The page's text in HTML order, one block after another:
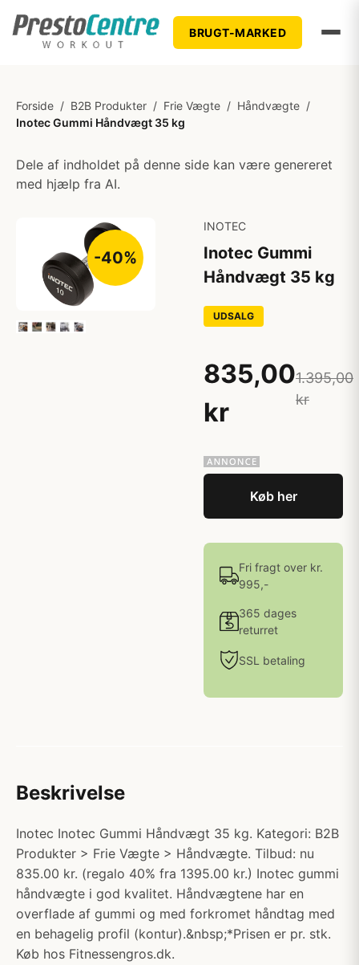
BRUGT-MARKED
Forside / B2B Produkter / Frie Vægte / Håndvægte /
Inotec Gummi Håndvægt 35 kg
Dele af indholdet på denne side kan være genereret
med hjælp fra AI.
-40%
INOTEC
Inotec Gummi
Håndvægt 35 kg
UDSALG
835,00
kr
1.395,00
kr
Køb her
Fri fragt over kr.
995,-
365 dages
returret
SSL betaling
Beskrivelse
Inotec Inotec Gummi Håndvægt 35 kg. Kategori: B2B
Produkter > Frie Vægte > Håndvægte. Tilbud: nu
835.00 kr. (regalo 40% fra 1395.00 kr.) Inotec gummi
håndvægte i god kvalitet. Håndvægtene har en
overflade af gummi og med forkromet håndtag med
en behagelig profil (kontur).&nbsp;*Prisen er pr. stk.
Køb hos Fitnessengros.dk.